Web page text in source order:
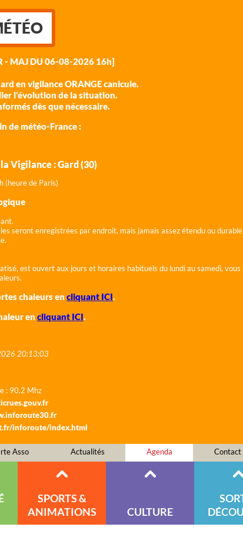
- MAJ DU 06-08-2026 16h]
en vigilance ORANGE canicule.
l'évolution de la situation.
dès que nécessaire.
de météo-France :
Vigilance : Gard (30)
(heure de Paris)
seront enregistrées par endroit, mais jamais assez étendu ou
est ouvert aux jours et horaires habituels du lundi au samedi,
chaleurs en cliquant ICI.
en cliquant ICI.
20:13:03
: 90.2 Mhz
inforoute/index.html
Asso Actualités Agenda Contact
SPORTS &
ANIMATIONS
CULTURE